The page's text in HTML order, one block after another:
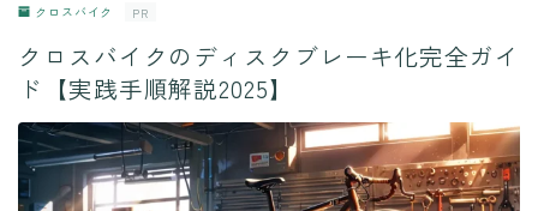
プライバシーポリシー
クロスバイク PR
クロスバイクのディスクブレーキ化完全ガイ
ド【実践手順解説2025】